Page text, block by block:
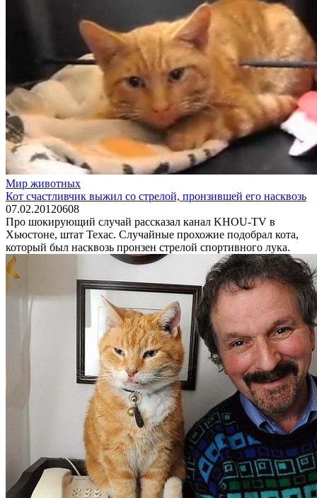
Мир животных
Кот счастливчик выжил со стрелой, пронзившей его насквозь
07.02.20120608
Про шокирующий случай рассказал канал KHOU-TV в
Хьюстоне, штат Техас. Случайные прохожие подобрал кота,
который был насквозь пронзен стрелой спортивного лука.